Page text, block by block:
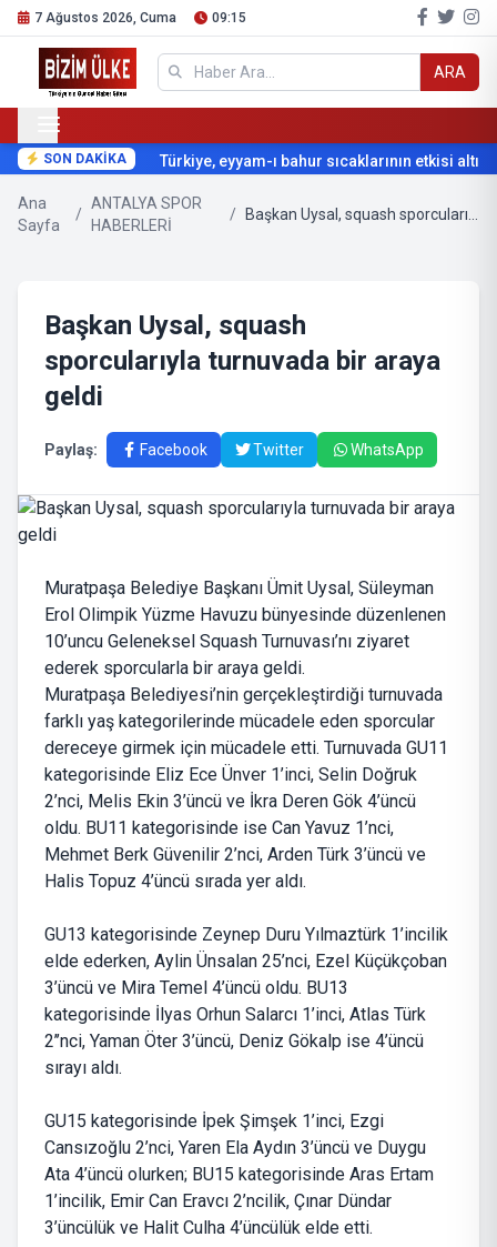
7 Ağustos 2026, Cuma 09:15
ARA
SON DAKİKA Türkiye, eyyam-ı bahur sıcaklarının etkisi
Ana
Sayfa
/
ANTALYA SPOR
HABERLERİ
/
Başkan Uysal, squash
sporcularıyla turnuvada bir araya
geldi
Paylaş: Facebook Twitter WhatsApp
Muratpaşa Belediye Başkanı Ümit Uysal, Süleyman
Erol Olimpik Yüzme Havuzu bünyesinde düzenlenen
10’uncu Geleneksel Squash Turnuvası’nı ziyaret
ederek sporcularla bir araya geldi.
Muratpaşa Belediyesi’nin gerçekleştirdiği turnuvada
farklı yaş kategorilerinde mücadele eden sporcular
dereceye girmek için mücadele etti. Turnuvada GU11
kategorisinde Eliz Ece Ünver 1’inci, Selin Doğruk
2’nci, Melis Ekin 3’üncü ve İkra Deren Gök 4’üncü
oldu. BU11 kategorisinde ise Can Yavuz 1’nci,
Mehmet Berk Güvenilir 2’nci, Arden Türk 3’üncü ve
Halis Topuz 4’üncü sırada yer aldı.
GU13 kategorisinde Zeynep Duru Yılmaztürk 1’incilik
elde ederken, Aylin Ünsalan 25’nci, Ezel Küçükçoban
3’üncü ve Mira Temel 4’üncü oldu. BU13
kategorisinde İlyas Orhun Salarcı 1’inci, Atlas Türk
2’’nci, Yaman Öter 3’üncü, Deniz Gökalp ise 4’üncü
sırayı aldı.
GU15 kategorisinde İpek Şimşek 1’inci, Ezgi
Cansızoğlu 2’nci, Yaren Ela Aydın 3’üncü ve Duygu
Ata 4’üncü olurken; BU15 kategorisinde Aras Ertam
1’incilik, Emir Can Eravcı 2’ncilik, Çınar Dündar
3’üncülük ve Halit Culha 4’üncülük elde etti.